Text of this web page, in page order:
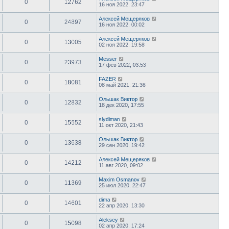
0 12762
16 ноя 2022, 23:47
0 24897
Алексей Мещеряков
16 ноя 2022, 00:02
0 13005
Алексей Мещеряков
02 ноя 2022, 19:58
0 23973
Messer
17 фев 2022, 03:53
0 18081
FAZER
08 май 2021, 21:36
0 12832
Ольшак Виктор
18 дек 2020, 17:55
0 15552
slydiman
11 окт 2020, 21:43
0 13638
Ольшак Виктор
29 сен 2020, 19:42
0 14212
Алексей Мещеряков
11 авг 2020, 09:02
0 11369
Maxim Osmanov
25 июл 2020, 22:47
0 14601
dima
22 апр 2020, 13:30
0 15098
Aleksey
02 апр 2020, 17:24